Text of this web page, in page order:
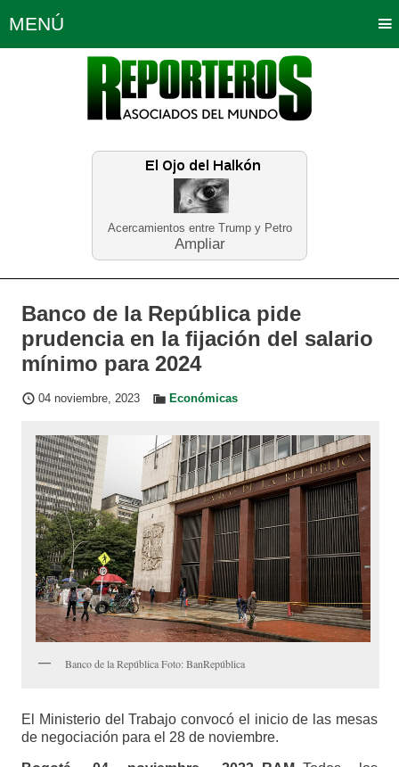
Acercamientos entre Trump y Petro
Ampliar
MENÚ
Política Opinión Bogotá
Planeta Tierra Deportes
Educación Neira
Banco de la República pide
prudencia en la fijación del salario
mínimo para 2024
04 noviembre, 2023 Económicas
Banco de la República Foto: BanRepública
El Ministerio del Trabajo convocó el inicio de las mesas
de negociación para el 28 de noviembre.